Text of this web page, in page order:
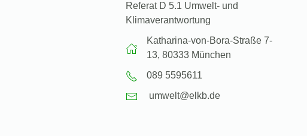
Referat D 5.1 Umwelt- und
Klimaverantwortung
Katharina-von-Bora-Straße 7-
13, 80333 München
089 5595611
umwelt@elkb.de